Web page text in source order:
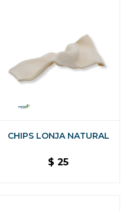
CHIPS LONJA NATURAL
$ 25